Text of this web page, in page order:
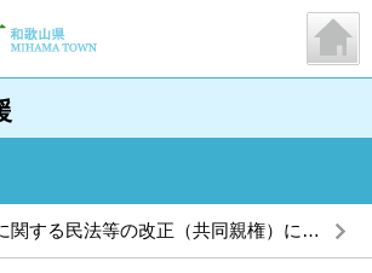
離婚後の子の養育に関する民法等の改正（共同親権）について